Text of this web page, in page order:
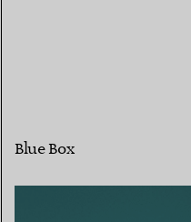
Blue Box